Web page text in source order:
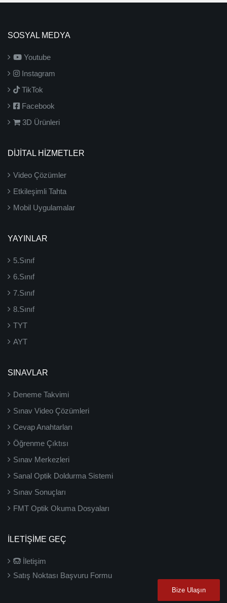
SOSYAL MEDYA
Youtube
Instagram
TikTok
Facebook
3D Ürünleri
DİJİTAL HİZMETLER
Video Çözümler
Etkileşimli Tahta
Mobil Uygulamalar
YAYINLAR
5.Sınıf
6.Sınıf
7.Sınıf
8.Sınıf
TYT
AYT
SINAVLAR
Deneme Takvimi
Sınav Video Çözümleri
Cevap Anahtarları
Öğrenme Çıktısı
Sınav Merkezleri
Sanal Optik Doldurma Sistemi
Sınav Sonuçları
FMT Optik Okuma Dosyaları
İLETIŞIME GEÇ
İletişim
Satış Noktası Başvuru Formu
Bize Ulaşın